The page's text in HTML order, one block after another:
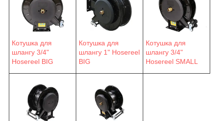
Котушка для
шлангу 3/4"
Hosereel BIG
Котушка для
шлангу 1" Hosereel
BIG
Котушка для
шлангу 3/4"
Hosereel SMALL